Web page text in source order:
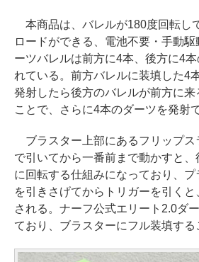
本商品は、バレルが180度回転し
ロードができる、電池不要・手動
ーツバレルは前方に4本、後方に4
れている。前方バレルに装填した4
発射したら後方のバレルが前方に
ことで、さらに4本のダーツを発射
ブラスター上部にあるフリップス
で引いてから一番前まで動かすと
に回転する仕組みになっており、
を引きさげてからトリガーを引く
される。ナーフ公式エリート2.0ダ
ており、ブラスターにフル装填する